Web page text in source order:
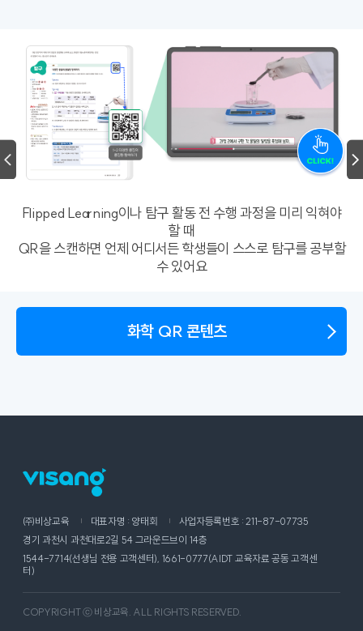
Flipped Learning이나 탐구 활동 전 수행 과정을 미리 익혀야
할 때
QR을 스캔하면 언제 어디서든 학생들이 스스로 탐구를 공부할
수 있어요
화학 QR 콘텐츠
㈜비상교육 대표자명 : 양태회
사업자등록번호 : 211-87-07735
경기 과천시 과천대로2길 54 그라운드브이 14층
1544-7714(선생님 전용 고객센터), 1661-0777(AIDT 교육자료 공동 고객센
터)
COPYRIGHT ⓒ 비상교육. ALL RIGHTS RESERVED.